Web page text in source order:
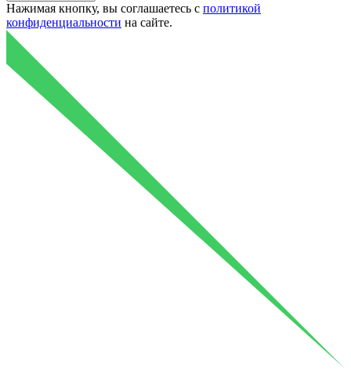
Нажимая кнопку, вы соглашаетесь с политикой
конфиденциальности на сайте.